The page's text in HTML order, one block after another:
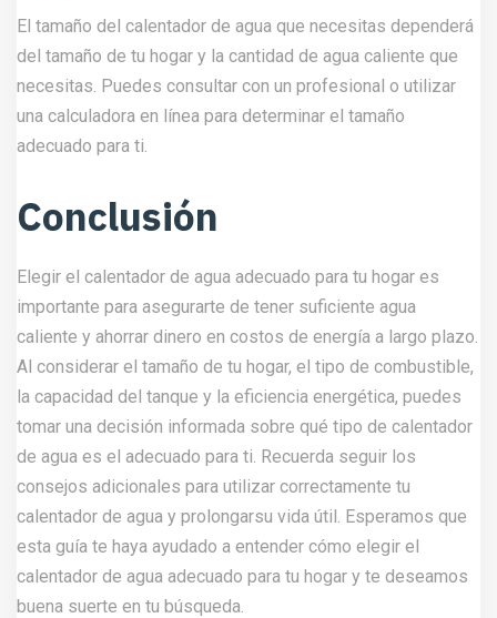
El tamaño del calentador de agua que necesitas dependerá
del tamaño de tu hogar y la cantidad de agua caliente que
necesitas. Puedes consultar con un profesional o utilizar
una calculadora en línea para determinar el tamaño
adecuado para ti.
Conclusión
Elegir el calentador de agua adecuado para tu hogar es
importante para asegurarte de tener suficiente agua
caliente y ahorrar dinero en costos de energía a largo plazo.
Al considerar el tamaño de tu hogar, el tipo de combustible,
la capacidad del tanque y la eficiencia energética, puedes
tomar una decisión informada sobre qué tipo de calentador
de agua es el adecuado para ti. Recuerda seguir los
consejos adicionales para utilizar correctamente tu
calentador de agua y prolongarsu vida útil. Esperamos que
esta guía te haya ayudado a entender cómo elegir el
calentador de agua adecuado para tu hogar y te deseamos
buena suerte en tu búsqueda.